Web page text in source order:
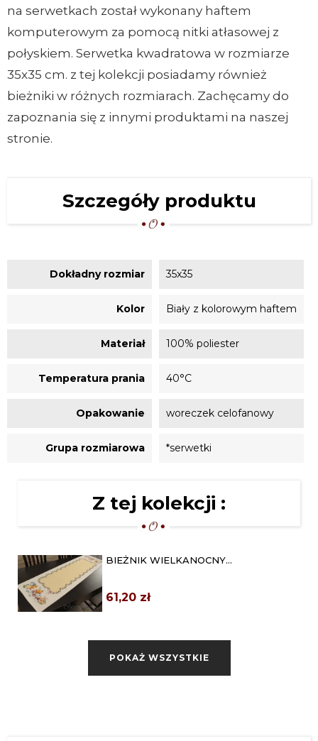
na serwetkach został wykonany haftem
komputerowym za pomocą nitki atłasowej z
połyskiem. Serwetka kwadratowa w rozmiarze
35x35 cm. z tej kolekcji posiadamy również
bieżniki w różnych rozmiarach. Zachęcamy do
zapoznania się z innymi produktami na naszej
stronie.
Szczegóły produktu
Dokładny rozmiar 35x35
Kolor Biały z kolorowym haftem
Materiał 100% poliester
Temperatura prania 40°C
Opakowanie woreczek celofanowy
Grupa rozmiarowa *serwetki
Z tej kolekcji :
BIEŻNIK WIELKANOCNY
61,20 zł
61,20 zł
POKAŻ WSZYSTKIE